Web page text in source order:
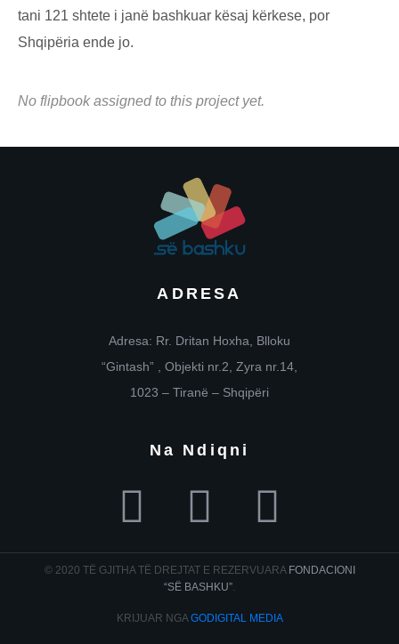
tani 121 shtete i janë bashkuar kësaj kërkese, por
Shqipëria ende jo.
No flipbook assigned to this project yet.
ADRESA
Adresa: Rr. Dritan Hoxha, Blloku
“Gintash” , Objekti nr.2, Zyra nr.14,
1023 – Tiranë – Shqipëri
Na Ndiqni
© 2020 TË GJITHA TË DREJTAT E REZERVUARA FONDACIONI
“SË BASHKU”.
KRIJUAR NGAGODIGITAL MEDIA